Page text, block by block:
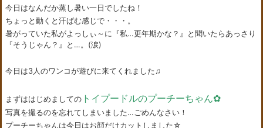
今日はなんだか蒸し暑い一日でしたね！
ちょっと動くと汗ばむ感じで・・・。
暑がっていた私がよっしぃ～に『私…更年期かな？』と聞いたらあっさり
『そうじゃん？』と…。(涙)
今日は3人のワンコが遊びに来てくれました♫
まずははじめましての トイプードルのプーチーちゃん✿
写真を撮るのを忘れてしまいました…ごめんなさい！
プーチーちゃんは今日はお顔だけカットしました☆